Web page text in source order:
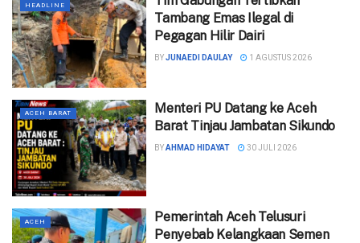
HEADLINE
Tambang Emas Ilegal di
Pegagan Hilir Dairi ‎
BYJUNAEDI DAULAY 1 AGUSTUS 2026
ACEH BARAT
Menteri PU Datang ke Aceh
Barat Tinjau Jambatan Sikundo
BYAHMAD HIDAYAT 30 JULI 2026
ACEH
Pemerintah Aceh Telusuri
Penyebab Kelangkaan Semen